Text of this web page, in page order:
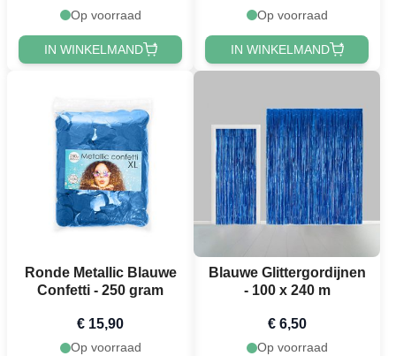
Op voorraad
IN WINKELMAND
Op voorraad
IN WINKELMAND
Ronde Metallic Blauwe
Confetti - 250 gram
€ 15,90
Op voorraad
Blauwe Glittergordijnen
- 100 x 240 m
€ 6,50
Op voorraad